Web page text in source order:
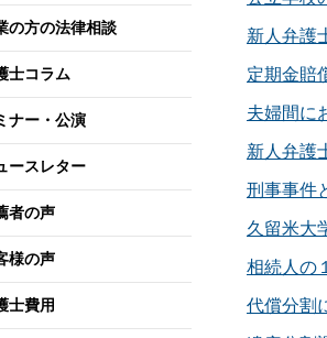
新人弁護
定期金賠
夫婦間に
新人弁護
刑事事件
久留米大
相続人の
代償分割
の方の法律相談
士コラム
ナー・公演
ースレター
者の声
様の声
士費用